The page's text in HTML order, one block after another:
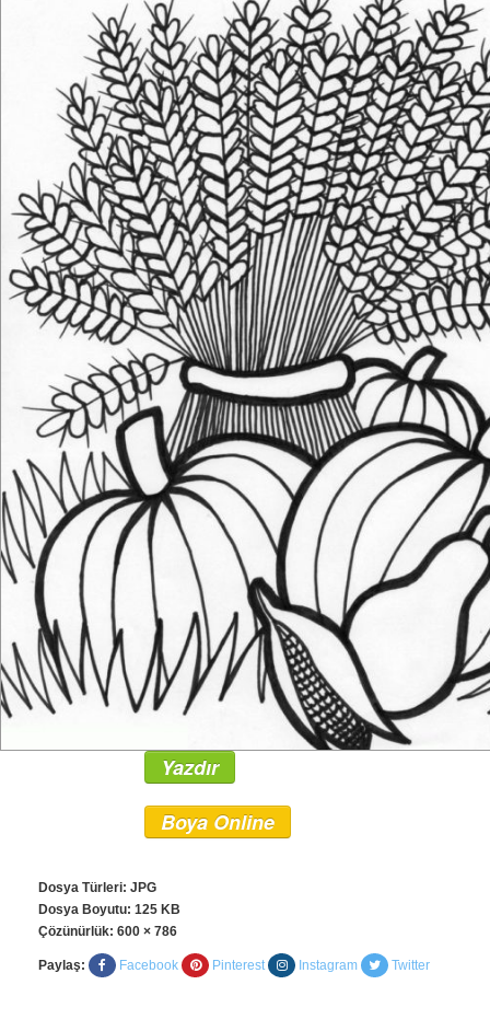
Yazdır
Boya Online
Dosya Türleri: JPG
Dosya Boyutu: 125 KB
Çözünürlük: 600 × 786
Paylaş: Facebook Pinterest Instagram Twitter